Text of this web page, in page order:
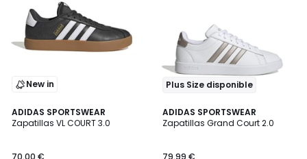
New in
ADIDAS SPORTSWEAR
Zapatillas VL COURT 3.0
70.00 €
Plus Size disponible
ADIDAS SPORTSWEAR
Zapatillas Grand Court 2.0
79.99 €
4,8
/ 5